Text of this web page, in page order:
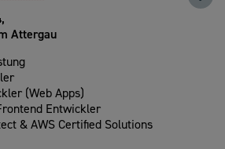
Attergau
(Web Apps)
Entwickler
& AWS Certified Solutions